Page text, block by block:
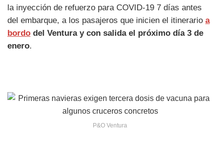
la inyección de refuerzo para COVID-19 7 días antes
del embarque, a los pasajeros que inicien el itinerario a
bordo del Ventura y con salida el próximo día 3 de
enero.
P&O Ventura